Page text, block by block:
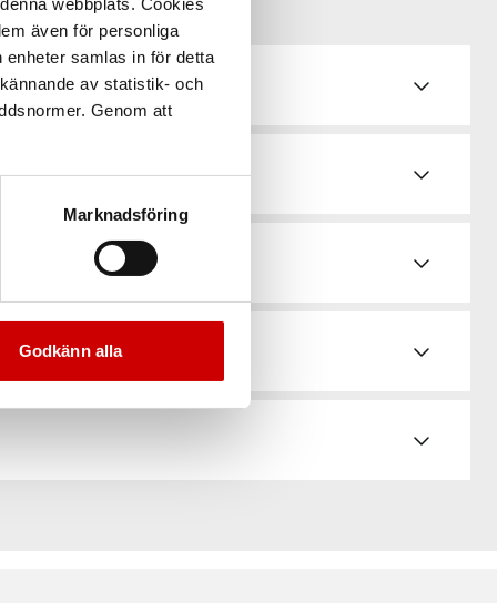
även för personliga
samlas in för detta
av statistik- och
Genom att
Marknadsföring
Godkänn alla
& bruksanvisningar